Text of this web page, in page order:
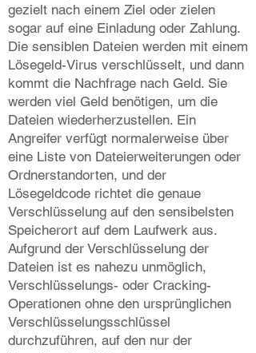
gezielt nach einem Ziel oder zielen
sogar auf eine Einladung oder Zahlung.
Die sensiblen Dateien werden mit einem
Lösegeld-Virus verschlüsselt, und dann
kommt die Nachfrage nach Geld. Sie
werden viel Geld benötigen, um die
Dateien wiederherzustellen. Ein
Angreifer verfügt normalerweise über
eine Liste von Dateierweiterungen oder
Ordnerstandorten, und der
Lösegeldcode richtet die genaue
Verschlüsselung auf den sensibelsten
Speicherort auf dem Laufwerk aus.
Aufgrund der Verschlüsselung der
Dateien ist es nahezu unmöglich,
Verschlüsselungs- oder Cracking-
Operationen ohne den ursprünglichen
Verschlüsselungsschlüssel
durchzuführen, auf den nur der